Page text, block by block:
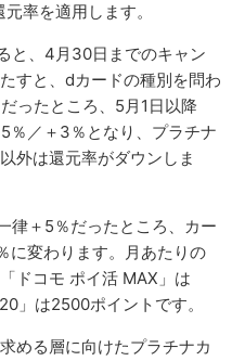
率を適用します。
と、4月30日までのキャン
すと、dカードの種別を問わ
ったところ、5月1日以降
％／＋3％となり、プラチナ
外は還元率がダウンしま
律＋5％だったところ、カー
に変わります。月あたりの
ドコモ ポイ活 MAX」は
」は2500ポイントです。
める層に向けたプラチナカ